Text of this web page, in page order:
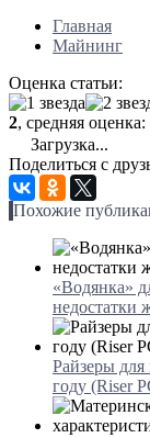
Главная
Майнинг
Оценка статьи:
2, средняя оценка:
Загрузка...
Поделиться с
Похожие
«Водянка»
недостатки
Райзеры
году (Riser